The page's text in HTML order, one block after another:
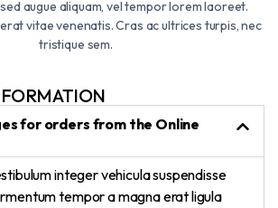
augue aliquam, vel tempor lorem laoreet.
vitae venenatis. Cras ac ultrices turpis, nec
tristique sem.
for orders from the Online
integer vehicula suspendisse
tempor a magna erat ligula